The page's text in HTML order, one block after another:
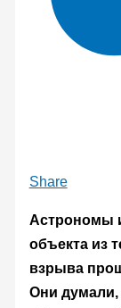
Share
Астрономы
объекта из
взрыва
Они думали,